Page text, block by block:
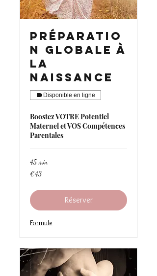
Préparatio
n Globale à
la
naissance
Disponible en ligne
Boostez VOTRE Potentiel
Maternel et VOS Compétences
Parentales
45 min
43
euros
€43
Réserver
Formule